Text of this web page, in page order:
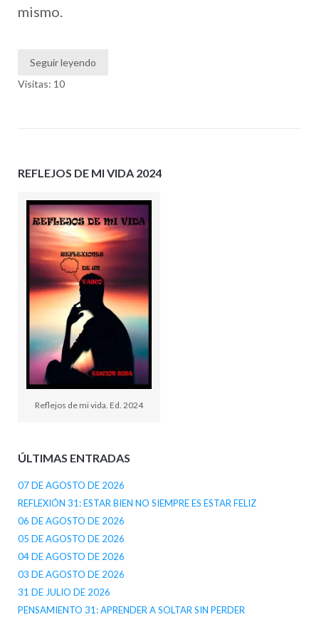
mismo.
Seguir leyendo
Visitas: 10
REFLEJOS DE MI VIDA 2024
Reflejos de mi vida. Ed. 2024
ÚLTIMAS ENTRADAS
07 DE AGOSTO DE 2026
REFLEXIÓN 31: ESTAR BIEN NO SIEMPRE ES ESTAR FELIZ
06 DE AGOSTO DE 2026
05 DE AGOSTO DE 2026
04 DE AGOSTO DE 2026
03 DE AGOSTO DE 2026
31 DE JULIO DE 2026
PENSAMIENTO 31: APRENDER A SOLTAR SIN PERDER